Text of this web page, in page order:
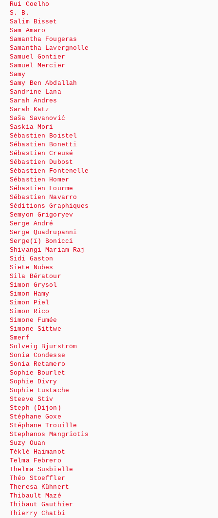
Rui Coelho
S. B.
Salim Bisset
Sam Amaro
Samantha Fougeras
Samantha Lavergnolle
Samuel Gontier
Samuel Mercier
Samy
Samy Ben Abdallah
Sandrine Lana
Sarah Andres
Sarah Katz
Saša Savanović
Saskia Mori
Sébastien Boistel
Sébastien Bonetti
Sébastien Creusé
Sébastien Dubost
Sébastien Fontenelle
Sébastien Homer
Sébastien Lourme
Sébastien Navarro
Séditions Graphiques
Semyon Grigoryev
Serge André
Serge Quadrupanni
Serge(ï) Bonicci
Shivangi Mariam Raj
Sidi Gaston
Siete Nubes
Sila Bératour
Simon Grysol
Simon Hamy
Simon Piel
Simon Rico
Simone Fumée
Simone Sittwe
Smerf
Solveig Bjurström
Sonia Condesse
Sonia Retamero
Sophie Bourlet
Sophie Divry
Sophie Eustache
Steeve Stiv
Steph (Dijon)
Stéphane Goxe
Stéphane Trouille
Stephanos Mangriotis
Suzy Ouan
Téklé Haimanot
Telma Febrero
Thelma Susbielle
Théo Stoeffler
Theresa Kühnert
Thibault Mazé
Thibaut Gauthier
Thierry Chatbi